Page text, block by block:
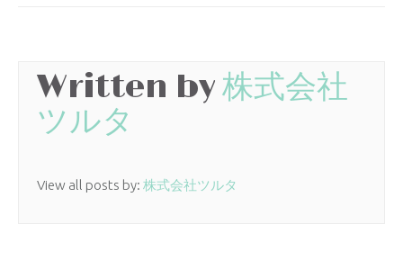
Written by株式会社
ツルタ
View all posts by: 株式会社ツルタ